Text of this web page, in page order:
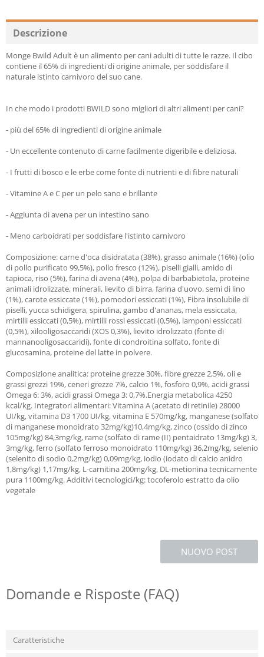
Descrizione
Monge Bwild Adult è un alimento per cani adulti di tutte le razze. Il cibo
contiene il 65% di ingredienti di origine animale, per soddisfare il
naturale istinto carnivoro del suo cane.
In che modo i prodotti BWILD sono migliori di altri alimenti per cani?
- più del 65% di ingredienti di origine animale
- Un eccellente contenuto di carne facilmente digeribile e deliziosa.
- I frutti di bosco e le erbe come fonte di nutrienti e di fibre naturali
- Vitamine A e C per un pelo sano e brillante
- Aggiunta di avena per un intestino sano
- Meno carboidrati per soddisfare l'istinto carnivoro
Composizione: carne d'oca disidratata (38%), grasso animale (16%) (olio
di pollo purificato 99,5%), pollo fresco (12%), piselli gialli, amido di
tapioca, riso (5%), farina di avena (4%), polpa di barbabietola, proteine
animali idrolizzate, minerali, lievito di birra, farina d'uovo, semi di lino
(1%), carote essiccate (1%), pomodori essiccati (1%), Fibra insolubile di
piselli, yucca schidigera, spirulina, gambo d'ananas, mela essiccata,
mirtilli essiccati (0,5%), mirtilli rossi essiccati (0,5%), lamponi essiccati
(0,5%), xilooligosaccaridi (XOS 0,3%), lievito idrolizzato (fonte di
mannanooligosaccaridi), fonte di condroitina solfato, fonte di
glucosamina, proteine del latte in polvere.
Composizione analitica: proteine grezze 30%, fibre grezze 2,5%, oli e
grassi grezzi 19%, ceneri grezze 7%, calcio 1%, fosforo 0,9%, acidi grassi
Omega 6: 3%, acidi grassi Omega 3: 0,7%.Energia metabolica 4250
kcal/kg. Integratori alimentari: Vitamina A (acetato di retinile) 28000
UI/kg, vitamina D3 1700 UI/kg, vitamina E 570mg/kg, manganese (solfato
di manganese monoidrato 32mg/kg)10,4mg/kg, zinco (ossido di zinco
105mg/kg) 84,3mg/kg, rame (solfato di rame (II) pentaidrato 13mg/kg) 3,
3mg/kg, ferro (solfato ferroso monoidrato 110mg/kg) 36,2mg/kg, selenio
(selenito di sodio 0,2mg/kg) 0,09mg/kg, iodio (iodato di calcio anidro
1,8mg/kg) 1,17mg/kg, L-carnitina 200mg/kg, DL-metionina tecnicamente
pura 1100mg/kg. Additivi tecnologici/kg: tocoferolo estratto da olio
vegetale
NUOVO POST
Domande e Risposte (FAQ)
Caratteristiche